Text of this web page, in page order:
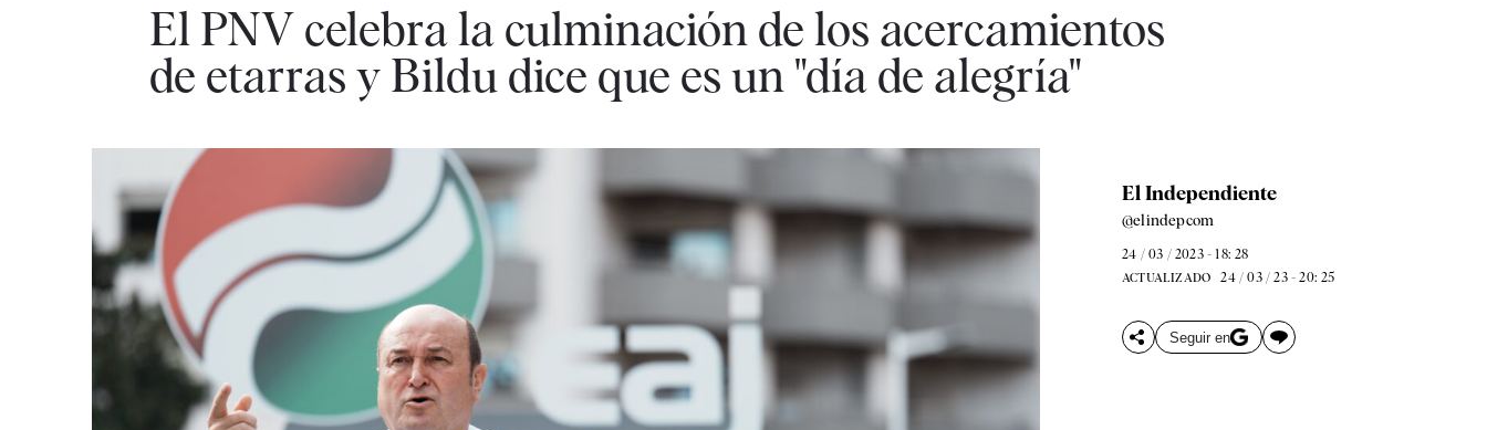
El PNV celebra la culminación de los acercamientos
de etarras y Bildu dice que es un "día de alegría"
El Independiente
@elindepcom
24 / 03 / 2023 - 18: 28
ACTUALIZADO 24 / 03 / 23 - 20: 25
Seguir en